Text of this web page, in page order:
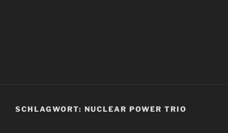
SCHLAGWORT: NUCLEAR POWER TRIO